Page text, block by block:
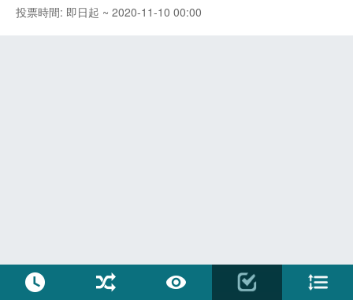
投票時間: 即日起 ~ 2020-11-10 00:00